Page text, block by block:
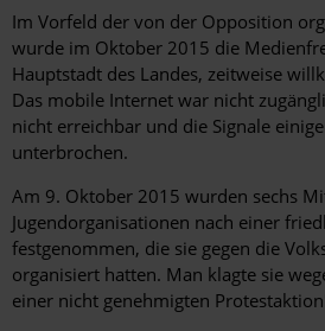
Im Vorfeld der von der Opposition
wurde im Oktober 2015 die
Hauptstadt des Landes, zeitweise
Das mobile Internet war nicht
nicht erreichbar und die Signale
unterbrochen.
Am 9. Oktober 2015 wurden sechs
Jugendorganisationen nach einer
festgenommen, die sie gegen die
organisiert hatten. Man klagte sie
einer nicht genehmigten